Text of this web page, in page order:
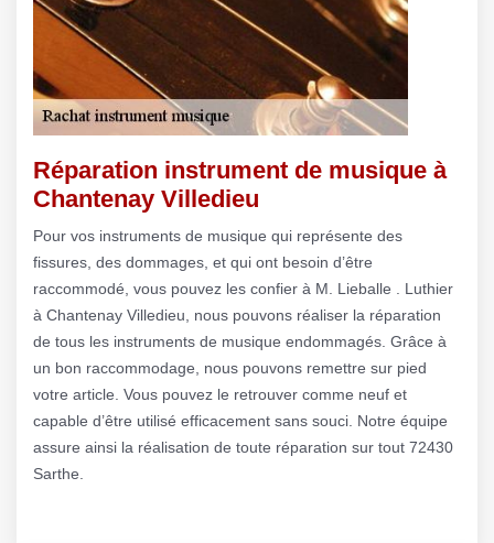
Réparation instrument de musique à
Chantenay Villedieu
Pour vos instruments de musique qui représente des
fissures, des dommages, et qui ont besoin d’être
raccommodé, vous pouvez les confier à M. Lieballe . Luthier
à Chantenay Villedieu, nous pouvons réaliser la réparation
de tous les instruments de musique endommagés. Grâce à
un bon raccommodage, nous pouvons remettre sur pied
votre article. Vous pouvez le retrouver comme neuf et
capable d’être utilisé efficacement sans souci. Notre équipe
assure ainsi la réalisation de toute réparation sur tout 72430
Sarthe.